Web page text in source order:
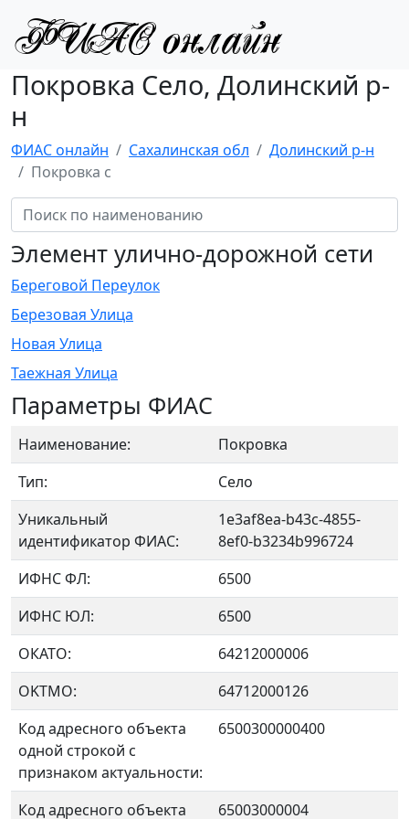
Покровка Село, Долинский р-
н
ФИАС онлайн Сахалинская обл
Долинский р-н
Покровка с
Элемент улично-дорожной сети
Береговой Переулок
Березовая Улица
Новая Улица
Таежная Улица
Параметры ФИАС
Наименование:
Покровка
Тип:
Село
Уникальный
идентификатор ФИАС:
1e3af8ea-b43c-4855-
8ef0-b3234b996724
ИФНС ФЛ:
6500
ИФНС ЮЛ:
6500
ОКАТО:
64212000006
OKTMO:
64712000126
Код адресного объекта
одной строкой с
признаком актуальности:
6500300000400
Код адресного объекта 65003000004